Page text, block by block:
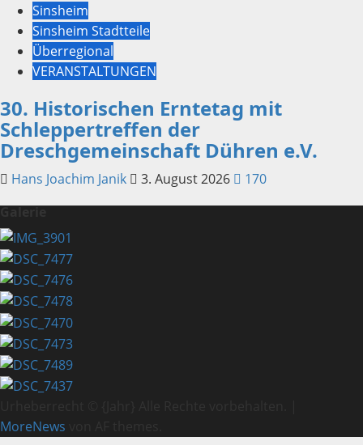
Sinsheim
Sinsheim Stadtteile
Überregional
VERANSTALTUNGEN
30. Historischen Erntetag mit
Schleppertreffen der
Dreschgemeinschaft Dühren e.V.
Hans Joachim Janik 3. August 2026
170
Galerie
MoreNews